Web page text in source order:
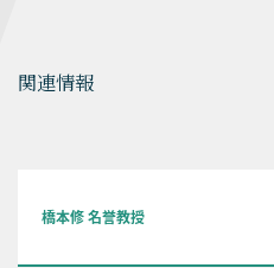
関連情報
橋本修 名誉教授